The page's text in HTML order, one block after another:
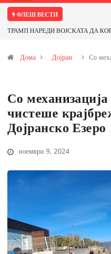
ФЛЕШ ВЕСТИ
САМО ОД САД
Почнува
Дома Дојран Со
Со
чистеше
Дојранско Езеро
ноември 9, 2024